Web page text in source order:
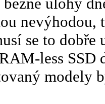
nevýhodou,
se to
less SSD
modely